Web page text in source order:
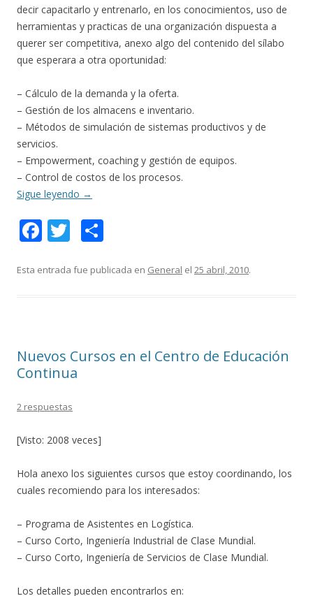
decir capacitarlo y entrenarlo, en los conocimientos, uso de
herramientas y practicas de una organización dispuesta a
querer ser competitiva, anexo algo del contenido del sílabo
que esperara a otra oportunidad:
– Cálculo de la demanda y la oferta.
– Gestión de los almacens e inventario.
– Métodos de simulación de sistemas productivos y de
servicios.
– Empowerment, coaching y gestión de equipos.
– Control de costos de los procesos.
Sigue leyendo →
F
e
k
T
itt m
r
Esta entrada fue publicada en General el 25 abril, 2010.
Nuevos Cursos en el Centro de Educación
Continua
2 respuestas
[Visto: 2008 veces]
Hola anexo los siguientes cursos que estoy coordinando, los
cuales recomiendo para los interesados:
– Programa de Asistentes en Logística.
– Curso Corto, Ingeniería Industrial de Clase Mundial.
– Curso Corto, Ingeniería de Servicios de Clase Mundial.
Los detalles pueden encontrarlos en: